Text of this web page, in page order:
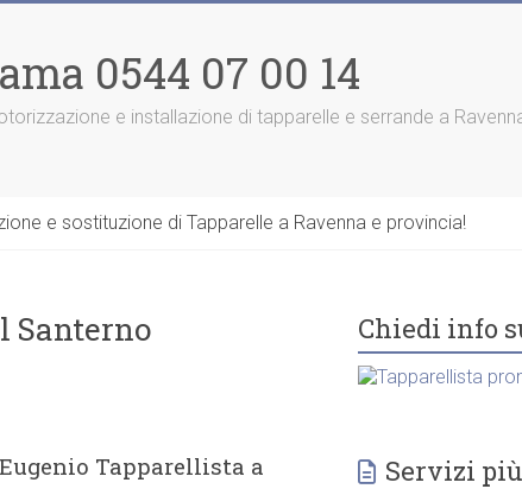
0544 07 00 14
e installazione di tapparelle e serrande a
e sostituzione di Tapparelle a Ravenna e provincia!
Santerno
Tapparellista a
Chiedi info
Servizi